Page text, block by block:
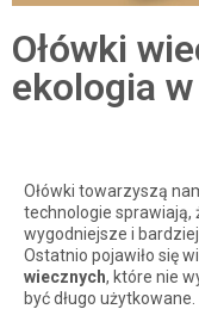
Ołówki
ekologia
Ołówki towarzyszą
technologie sprawiają,
wygodniejsze i
Ostatnio pojawiło się
wiecznych, które nie
być długo użytkowane.